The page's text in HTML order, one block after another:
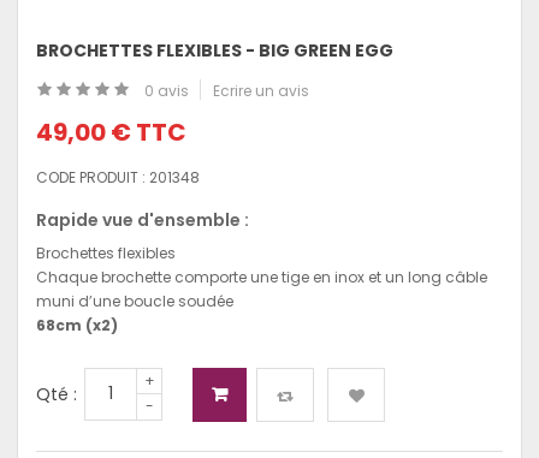
BROCHETTES FLEXIBLES - BIG GREEN EGG
0 avis Ecrire un avis
49,00 € TTC
CODE PRODUIT : 201348
Rapide vue d'ensemble :
Brochettes flexibles
Chaque brochette comporte une tige en inox et un long câble
muni d’une boucle soudée
68cm (x2)
Qté :
+
-